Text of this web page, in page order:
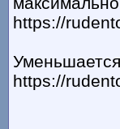
https://
https://